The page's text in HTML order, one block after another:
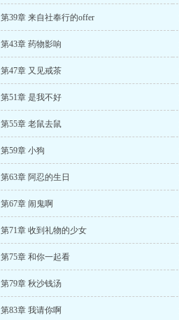
第39章 来自社奉行的offer
第43章 药物影响
第47章 又见戒茶
第51章 是我不好
第55章 老鼠去鼠
第59章 小狗
第63章 阿忍的生日
第67章 闹鬼啊
第71章 收到礼物的少女
第75章 和你一起看
第79章 秋沙钱汤
第83章 我请你啊